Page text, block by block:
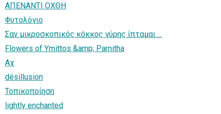
AΠENANTI OXΘH
Φυτολόγιο
Σαν μικροσκοπικός κόκκος γύρης ίπταμαι ...
Flowers of Ymittos &amp; Parnitha
Αχ
désillusion
Τοπικοποίηση
lightly enchanted